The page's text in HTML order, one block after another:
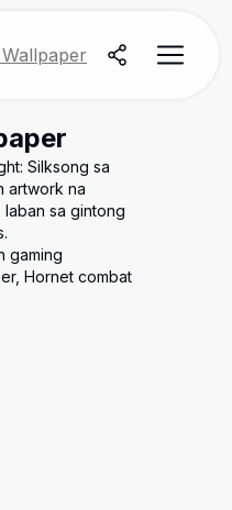
Silksong sa
artwork na
sa gintong
gaming
Hornet combat